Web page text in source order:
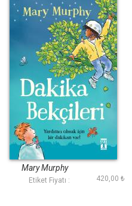
Dakika Bekçileri
Mary Murphy
Etiket Fiyatı : 420,00 ₺